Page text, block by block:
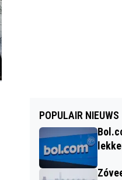
POPULAIR NIEUWS